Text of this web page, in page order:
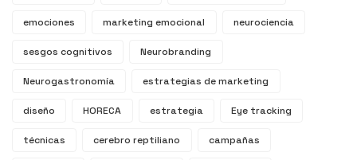
emociones marketing emocional neurociencia
sesgos cognitivos Neurobranding
Neurogastronomía estrategias de marketing
diseño HORECA estrategia Eye tracking
técnicas cerebro reptiliano campañas